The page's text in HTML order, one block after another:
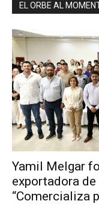
EL ORBE AL
Yamil Melgar
exportadora
“Comercializa